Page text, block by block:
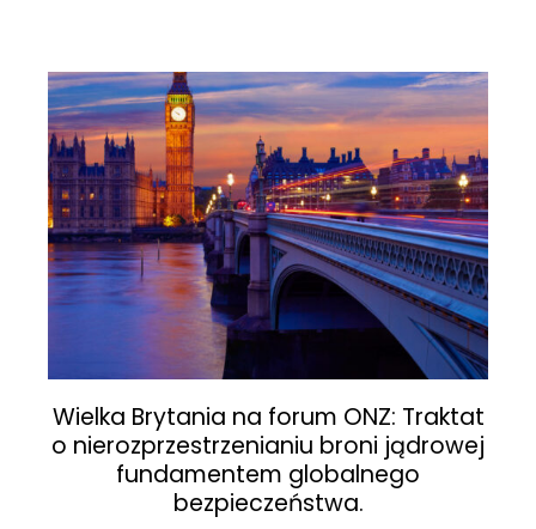
Wielka Brytania na forum ONZ: Traktat
o nierozprzestrzenianiu broni jądrowej
fundamentem globalnego
bezpieczeństwa.